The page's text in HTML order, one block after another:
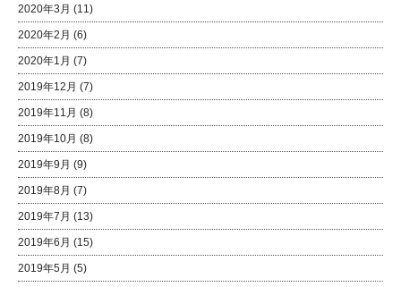
2020年3月 (11)
2020年2月 (6)
2020年1月 (7)
2019年12月 (7)
2019年11月 (8)
2019年10月 (8)
2019年9月 (9)
2019年8月 (7)
2019年7月 (13)
2019年6月 (15)
2019年5月 (5)